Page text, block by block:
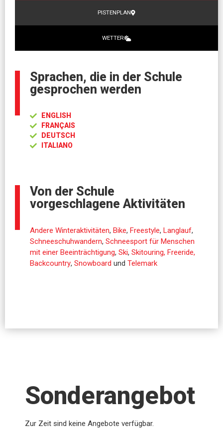
PISTENPLAN
WETTER
Sprachen, die in der Schule
gesprochen werden
ENGLISH
FRANÇAIS
DEUTSCH
ITALIANO
Von der Schule
vorgeschlagene Aktivitäten
Andere Winteraktivitäten, Bike, Freestyle, Langlauf,
Schneeschuhwandern, Schneesport für Menschen
mit einer Beeinträchtigung, Ski, Skitouring, Freeride,
Backcountry, Snowboard und Telemark
Sonderangebot
Zur Zeit sind keine Angebote verfügbar.